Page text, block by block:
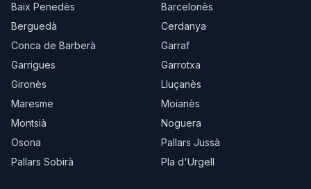
Baix Penedès
Barcelonès
Berguedà
Cerdanya
Conca de Barberà
Garraf
Garrigues
Garrotxa
Gironès
Lluçanès
Maresme
Moianès
Montsià
Noguera
Osona
Pallars Jussà
Pallars Sobirà
Pla d'Urgell